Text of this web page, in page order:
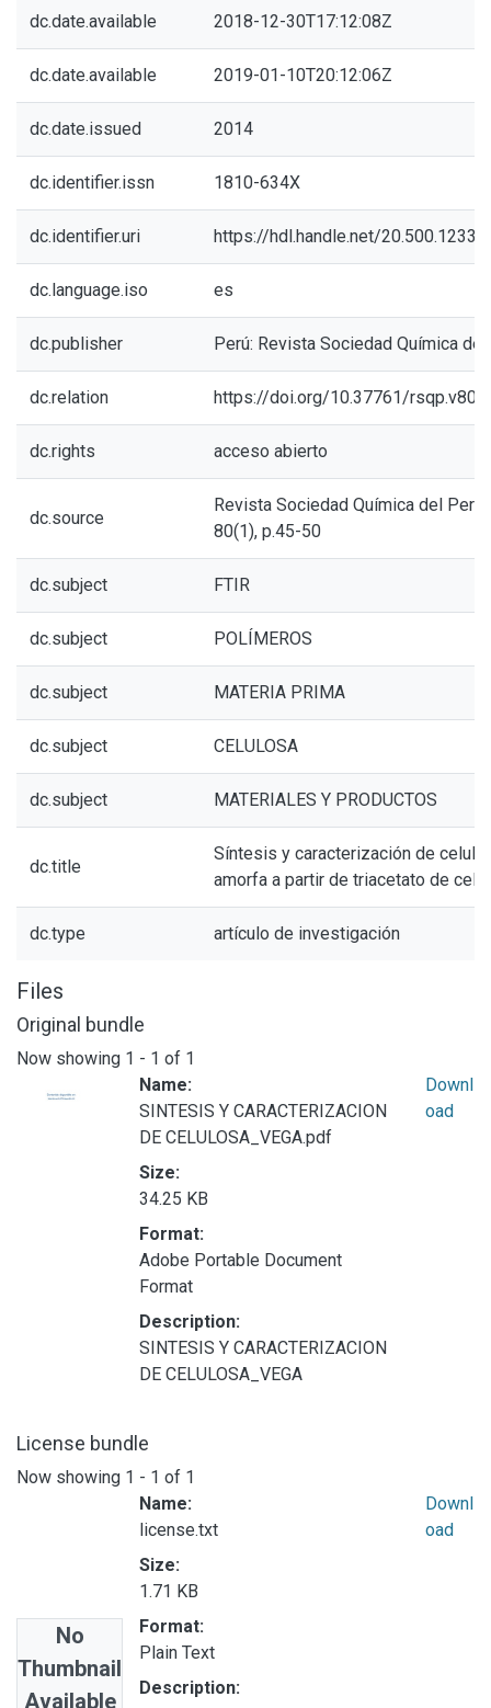
dc.date.available 2018-12-30T17:12:08Z
dc.date.available 2019-01-10T20:12:06Z
dc.date.issued 2014
dc.identifier.issn 1810-634X
dc.identifier.uri https://hdl.handle.net/
dc.language.iso es
dc.publisher Perú: Revista Sociedad Química del
dc.relation https://doi.org/10.37761/
dc.rights acceso abierto
dc.source
Revista Sociedad Química del Perú,
80(1), p.45-50
dc.subject FTIR
dc.subject POLÍMEROS
dc.subject MATERIA PRIMA
dc.subject CELULOSA
dc.subject MATERIALES Y PRODUCTOS
dc.title
Síntesis y caracterización de
amorfa a partir de triacetato de
dc.type artículo de investigación
Files
Original bundle
Now showing 1 - 1 of 1
Name:
SINTESIS Y CARACTERIZACION
DE CELULOSA_VEGA.pdf
Size:
34.25 KB
Format:
Adobe Portable Document
Format
Description:
SINTESIS Y CARACTERIZACION
DE CELULOSA_VEGA
Downl
oad
License bundle
Now showing 1 - 1 of 1
No
Thumbnail
Available
Name:
license.txt
Size:
1.71 KB
Format:
Plain Text
Description:
Downl
oad